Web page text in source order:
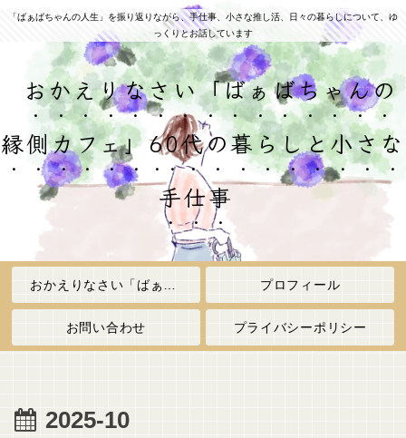
「ばぁばちゃんの人生」を振り返りながら、手仕事、小さな推し活、日々の暮らしについて、ゆ
っくりとお話しています
おかえりなさい「ばぁばちゃんの
縁側カフェ」60代の暮らしと小さな
手仕事
プロフィール
お問い合わせ プライバシーポリシー
2025-10